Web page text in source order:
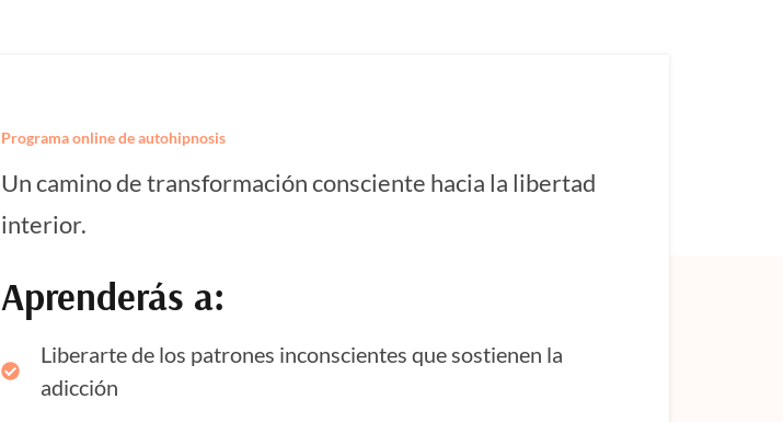
Programa online de autohipnosis
Un camino de transformación consciente hacia la libertad
interior.
Aprenderás a:
Liberarte de los patrones inconscientes que sostienen la
adicción